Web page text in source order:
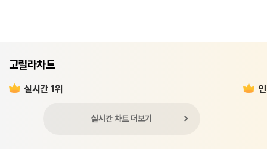
고릴라차트
실시간 1위
실시간 차트 더보기